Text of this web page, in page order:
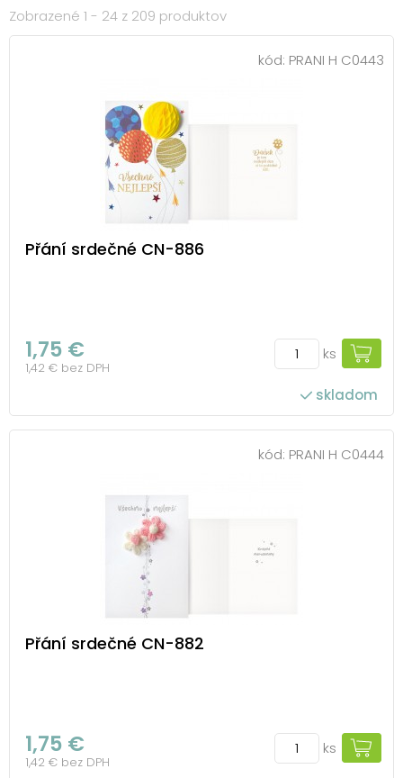
Zobrazené 1 - 24 z 209 produktov
kód: PRANI H C0443
Přání srdečné CN-886
1,75 €
1,42 € bez DPH
ks
skladom
kód: PRANI H C0444
Přání srdečné CN-882
1,75 €
1,42 € bez DPH
ks